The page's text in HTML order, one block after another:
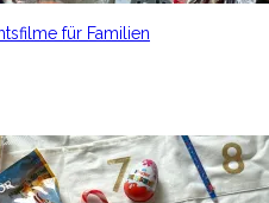
für Familien